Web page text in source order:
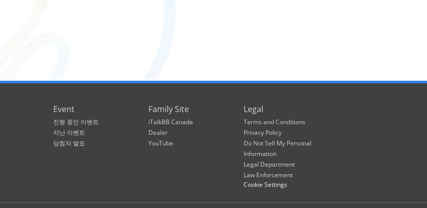
Event
진행 중인 이벤트
지난 이벤트
당첨자 발표
Family Site
iTalkBB Canada
Dealer
YouTube
Legal
Terms and Conditions
Privacy Policy
Do Not Sell My Personal
Information
Legal Department
Law Enforcement
Cookie Settings